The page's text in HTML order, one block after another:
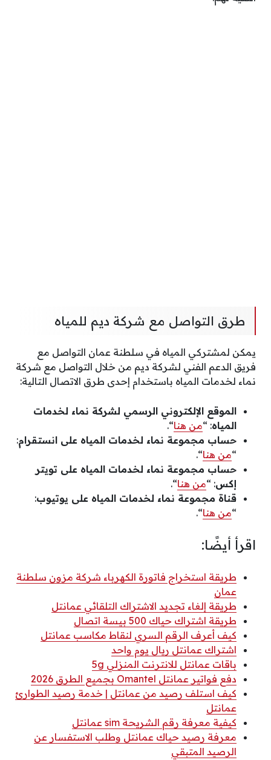
طرق التواصل مع شركة ديم للمياه
يمكن لمشتركي المياه في سلطنة عمان التواصل مع
فريق الدعم الفني لشركة ديم من خلال التواصل مع شركة
نماء لخدمات المياه باستخدام إحدى طرق الاتصال التالية:
الموقع الإلكتروني الرسمي لشركة نماء لخدمات
المياه: “من هنا“.
حساب مجموعة نماء لخدمات المياه على انستقرام:
“من هنا“.
حساب مجموعة نماء لخدمات المياه على تويتر
إكس: “من هنا“.
قناة مجموعة نماء لخدمات المياه على يوتيوب:
“من هنا“.
اقرأ أيضًا:
طريقة استخراج فاتورة الكهرباء شركة مزون سلطنة
عمان
طريقة إلغاء تجديد الاشتراك التلقائي عمانتل
طريقة اشتراك حياك 500 بيسة اتصال
كيف أعرف الرقم السري لنقاط مكاسب عمانتل
اشتراك عمانتل ريال يوم واحد
باقات عمانتل للانترنت المنزلي 5g
دفع فواتير عمانتل Omantel بجميع الطرق 2026
كيف استلف رصيد من عمانتل | خدمة رصيد الطوارئ
عمانتل
كيفية معرفة رقم الشريحة sim عمانتل
معرفة رصيد حياك عمانتل وطلب الاستفسار عن
الرصيد المتبقي